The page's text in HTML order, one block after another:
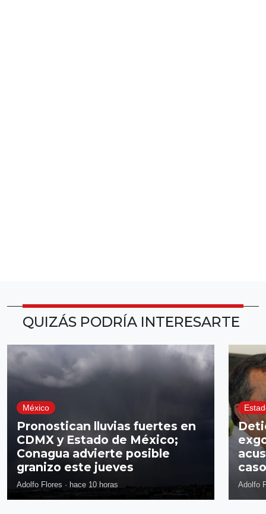
QUIZÁS PODRÍA INTERESARTE
México
Pronostican lluvias fuertes en
CDMX y Estado de México;
Conagua advierte posible
granizo este jueves
Adolfo Flores · hace 10 horas Adolfo